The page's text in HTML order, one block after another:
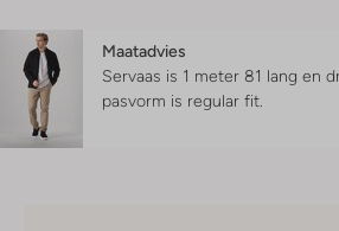
Maatadvies
Servaas is 1 meter 81 lang en
pasvorm is regular fit